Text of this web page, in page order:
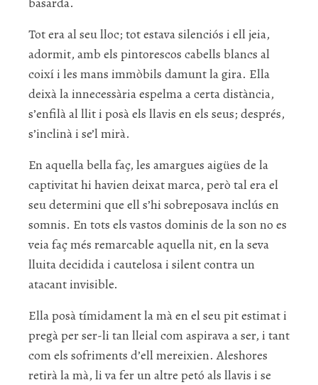
Tot era al seu lloc; tot estava silenciós i ell jeia,
adormit, amb els pintorescos cabells blancs al
coixí i les mans immòbils damunt la gira. Ella
deixà la innecessària espelma a certa distància,
s’enfilà al llit i posà els llavis en els seus; després,
s’inclinà i se’l mirà.
En aquella bella faç, les amargues aigües de la
captivitat hi havien deixat marca, però tal era el
seu determini que ell s’hi sobreposava inclús en
somnis. En tots els vastos dominis de la son no es
veia faç més remarcable aquella nit, en la seva
lluita decidida i cautelosa i silent contra un
atacant invisible.
Ella posà tímidament la mà en el seu pit estimat i
pregà per ser-li tan lleial com aspirava a ser, i tant
com els sofriments d’ell mereixien. Aleshores
retirà la mà, li va fer un altre petó als llavis i se